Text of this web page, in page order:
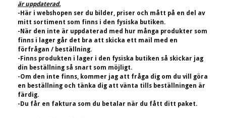
är uppdaterad.
-Här i webshopen ser du bilder, priser och mått på en del av
mitt sortiment som finns i den fysiska butiken.
-När den inte är uppdaterad med hur många produkter som
finns i lager går det bra att skicka ett mail med en
förfrågan / beställning.
-Finns produkten i lager i den fysiska butiken så skickar jag
din beställning så snart som möjligt.
-Om den inte finns, kommer jag att fråga dig om du vill göra
en beställning och tänka dig att vänta tills beställningen är
färdig.
-Du får en faktura som du betalar när du fått ditt paket.